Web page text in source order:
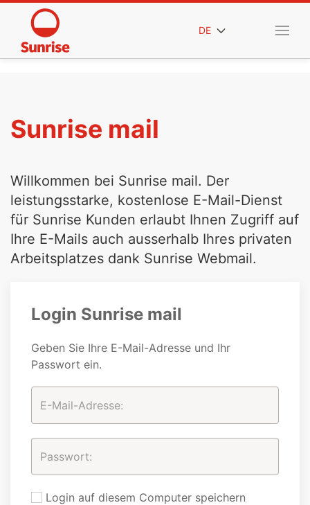
DE
Sunrise mail
Willkommen bei Sunrise mail. Der
leistungsstarke, kostenlose E-Mail-Dienst
für Sunrise Kunden erlaubt Ihnen Zugriff auf
Ihre E-Mails auch ausserhalb Ihres privaten
Arbeitsplatzes dank Sunrise Webmail.
Login Sunrise mail
Geben Sie Ihre E-Mail-Adresse und Ihr
Passwort ein.
Login auf diesem Computer speichern